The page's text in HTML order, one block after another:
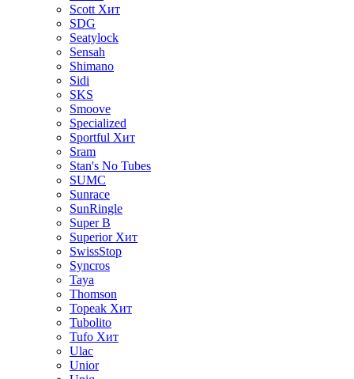
Scott Хит
SDG
Seatylock
Sensah
Shimano
Sidi
SKS
Smoove
Specialized
Sportful Хит
Sram
Stan's No Tubes
SUMC
Sunrace
SunRingle
Super B
Superior Хит
SwissStop
Syncros
Taya
Thomson
Topeak Хит
Tubolito
Tufo Хит
Ulac
Unior